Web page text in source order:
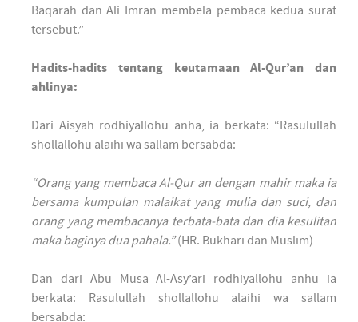
Baqarah dan Ali Imran membela pembaca kedua surat
tersebut.”
Hadits-hadits tentang keutamaan Al-Qur’an dan
ahlinya:
Dari Aisyah rodhiyallohu anha, ia berkata: “Rasulullah
shollallohu alaihi wa sallam bersabda:
“Orang yang membaca Al-Qur an dengan mahir maka ia
bersama kumpulan malaikat yang mulia dan suci, dan
orang yang membacanya terbata-bata dan dia kesulitan
maka baginya dua pahala.”(HR. Bukhari dan Muslim)
Dan dari Abu Musa Al-Asy’ari rodhiyallohu anhu ia
berkata: Rasulullah shollallohu alaihi wa sallam
bersabda: